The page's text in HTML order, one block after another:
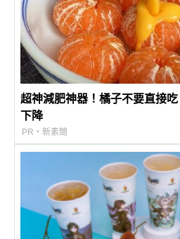
超神減肥神器！橘子不要直接
下降
PR・新素簡